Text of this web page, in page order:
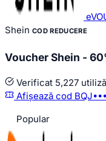
Shein COD REDUCERE
Voucher Shein -
Verificat 5,227
Afișează cod BQJ•••
Popular